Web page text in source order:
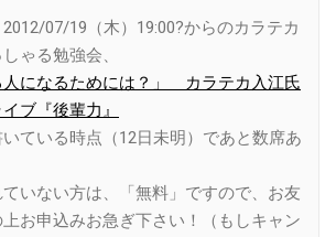
07/19（木）19:00?からのカラテカ
ゃる勉強会、
人になるためには？」 カラテカ入江氏
ブ『後輩力』
ている時点（12日未明）であと数席あ
いない方は、「無料」ですので、お友
お申込みお急ぎ下さい！（もしキャン